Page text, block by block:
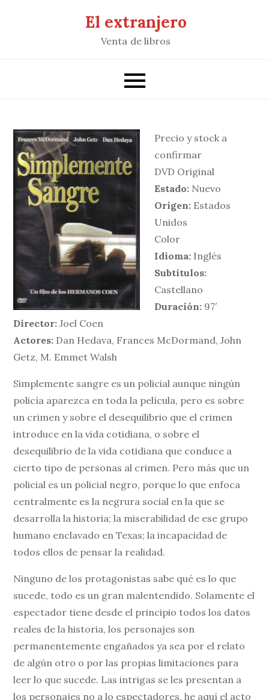
El extranjero
Venta de libros
Precio y stock a
confirmar
DVD Original
Estado: Nuevo
Origen: Estados
Unidos
Color
Idioma: Inglés
Subtítulos:
Castellano
Duración: 97′
Director: Joel Coen
Actores: Dan Hedava, Frances McDormand, John
Getz, M. Emmet Walsh
Simplemente sangre es un policial aunque ningún
policía aparezca en toda la película, pero es sobre
un crimen y sobre el desequilibrio que el crimen
introduce en la vida cotidiana, o sobre el
desequilibrio de la vida cotidiana que conduce a
cierto tipo de personas al crimen. Pero más que un
policial es un policial negro, porque lo que enfoca
centralmente es la negrura social en la que se
desarrolla la historia; la miserabilidad de ese grupo
humano enclavado en Texas; la incapacidad de
todos ellos de pensar la realidad.
Ninguno de los protagonistas sabe qué es lo que
sucede, todo es un gran malentendido. Solamente el
espectador tiene desde el principio todos los datos
reales de la historia, los personajes son
permanentemente engañados ya sea por el relato
de algún otro o por las propias limitaciones para
leer lo que sucede. Las intrigas se les presentan a
los personajes no a lo espectadores, he aquí el acto